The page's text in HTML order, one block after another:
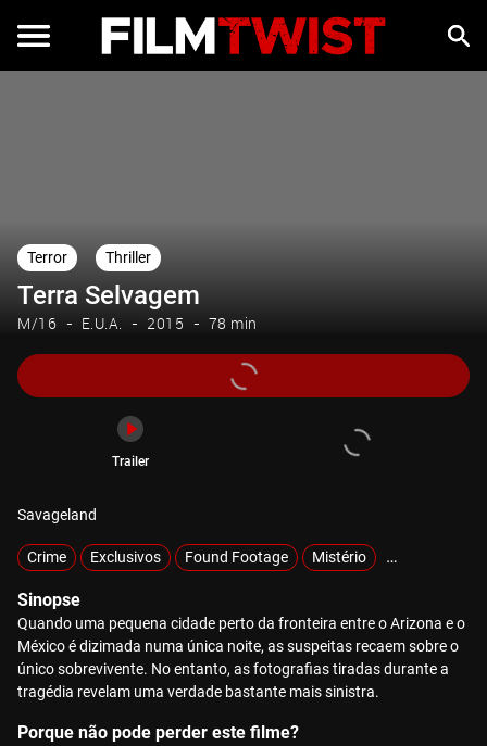
Terror Thriller
Terra Selvagem
M/16 E.U.A. 2015 78 min
Trailer
Savageland
Crime Exclusivos Found Footage Mistério Sobrenatural
Sinopse
Quando uma pequena cidade perto da fronteira entre o Arizona e o
México é dizimada numa única noite, as suspeitas recaem sobre o
único sobrevivente. No entanto, as fotografias tiradas durante a
tragédia revelam uma verdade bastante mais sinistra.
Porque não pode perder este filme?